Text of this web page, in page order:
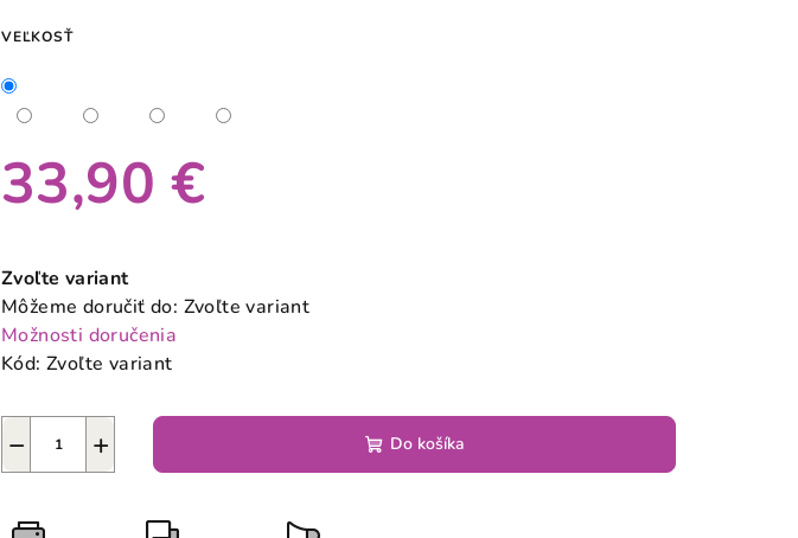
VEĽKOSŤ
33,90 €
cena:
Zvoľte variant
Môžeme doručiť do: Zvoľte variant
Možnosti doručenia
Kód: Zvoľte variant
+
− Do košíka